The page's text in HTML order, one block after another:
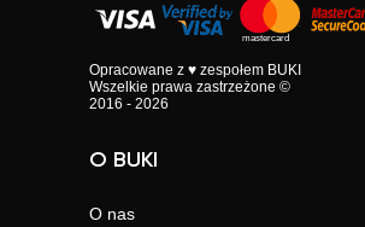
Opracowane z ♥ zespołem BUKI
Wszelkie prawa zastrzeżone ©
2016 - 2026
O BUKI
O nas